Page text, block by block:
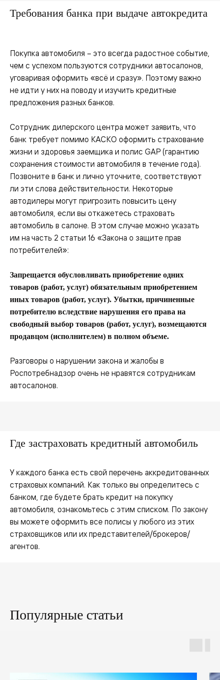
Требования банка при выдаче автокредита
Покупка автомобиля – это всегда радостное событие,
чем с успехом пользуются сотрудники автосалонов,
уговаривая оформить «всё и сразу». Поэтому важно
не идти у них на поводу и изучить кредитные
предложения разных банков.
Сотрудник дилерского центра может заявить, что
банк требует помимо КАСКО оформить страхование
жизни и здоровья заемщика и полис GAP (гарантию
сохранения стоимости автомобиля в течение года).
Позвоните в банк и лично уточните, соответствуют
ли эти слова действительности. Некоторые
автодилеры могут пригрозить повысить цену
автомобиля, если вы откажетесь страховать
автомобиль в салоне. В этом случае можно указать
им на часть 2 статьи 16 «Закона о защите прав
потребителей»:
Запрещается обусловливать приобретение одних
товаров (работ, услуг) обязательным приобретением
иных товаров (работ, услуг). Убытки, причиненные
потребителю вследствие нарушения его права на
свободный выбор товаров (работ, услуг), возмещаются
продавцом (исполнителем) в полном объеме.
Разговоры о нарушении закона и жалобы в
Роспотребнадзор очень не нравятся сотрудникам
автосалонов.
Где застраховать кредитный автомобиль
У каждого банка есть свой перечень аккредитованных
страховых компаний. Как только вы определитесь с
банком, где будете брать кредит на покупку
автомобиля, ознакомьтесь с этим списком. По закону
вы можете оформить все полисы у любого из этих
страховщиков или их представителей/брокеров/
агентов.
Популярные статьи